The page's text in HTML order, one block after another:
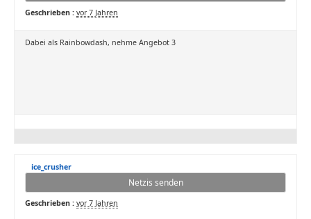
Geschrieben : vor 7 Jahren
Dabei als Rainbowdash, nehme Angebot 3
ice_crusher
Netzis senden
Geschrieben : vor 7 Jahren